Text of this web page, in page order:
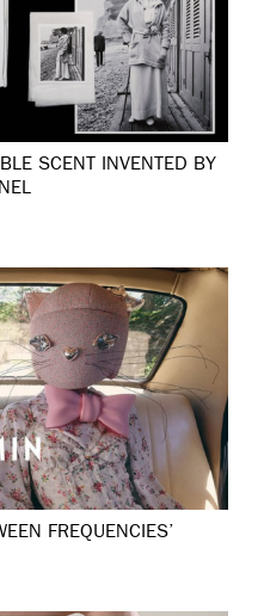
SCENT INVENTED BY
FREQUENCIES’